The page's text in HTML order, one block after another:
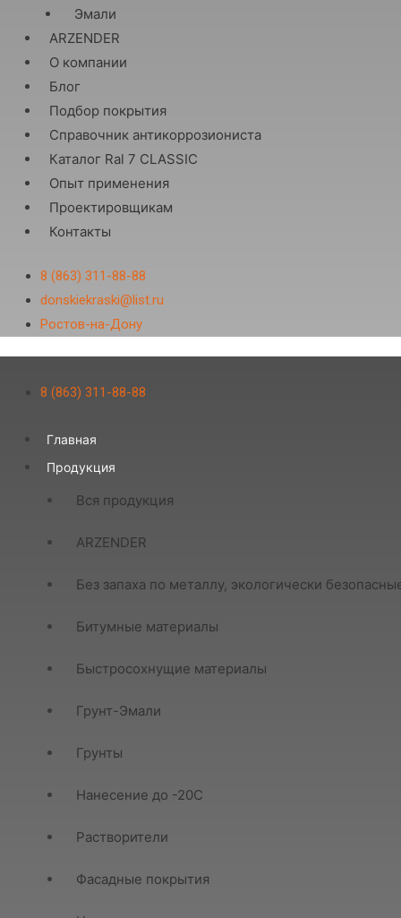
Эмали
ARZENDER
О компании
Блог
Подбор покрытия
Справочник антикоррозиониста
Каталог Ral 7 CLASSIC
Опыт применения
Проектировщикам
Контакты
8 (863) 311-88-88
donskiekraski@list.ru
Ростов-на-Дону
8 (863) 311-88-88
Главная
Продукция
Вся продукция
ARZENDER
Без запаха по металлу, экологически
Битумные материалы
Быстросохнущие материалы
Грунт-Эмали
Грунты
Нанесение до -20С
Растворители
Фасадные покрытия